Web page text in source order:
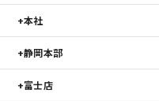
本社
静岡本部
富士店